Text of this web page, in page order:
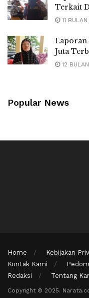
Terkait
11 BULAN
Laporan
Juta
12
Popular News
Home Kebijakan
Kontak Kami
Redaksi
Tentang
Copyright © 2025.